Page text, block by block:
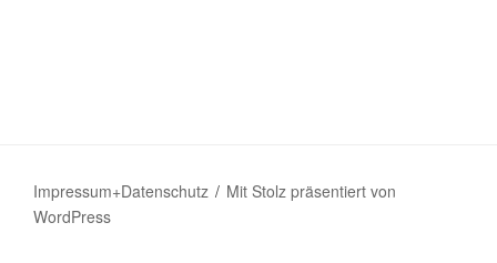
Impressum+Datenschutz
Mit Stolz präsentiert von
WordPress